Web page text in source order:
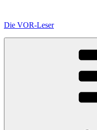
springen
Die VOR-Leser